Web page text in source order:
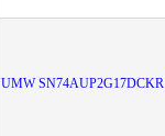
UMW SN74AUP2G17DCKR